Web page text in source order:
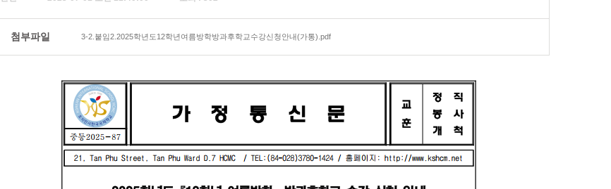
첨부파일 3-2.붙임2.2025학년도12학년여름방학방과후학교수강신청안내(가통).pdf